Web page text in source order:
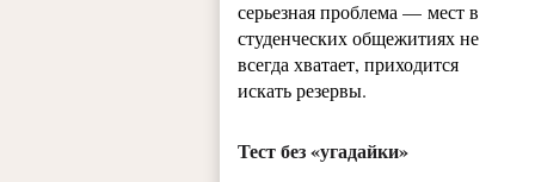
серьезная проблема — мест в
студенческих общежитиях не
всегда хватает, приходится
искать резервы.
Тест без «угадайки»